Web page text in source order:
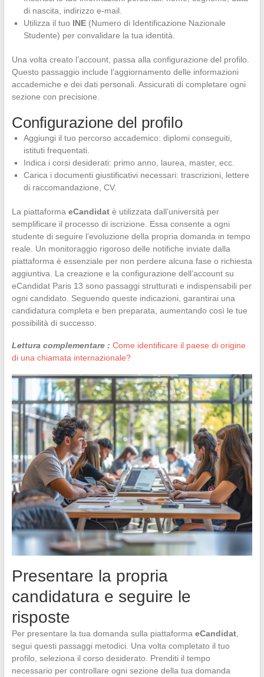
di nascita, indirizzo e-mail.
Utilizza il tuo INE(Numero di Identificazione Nazionale
Studente) per convalidare la tua identità.
Una volta creato l’account, passa alla configurazione del profilo.
Questo passaggio include l’aggiornamento delle informazioni
accademiche e dei dati personali. Assicurati di completare ogni
sezione con precisione.
Configurazione del profilo
Aggiungi il tuo percorso accademico: diplomi conseguiti,
istituti frequentati.
Indica i corsi desiderati: primo anno, laurea, master, ecc.
Carica i documenti giustificativi necessari: trascrizioni, lettere
di raccomandazione, CV.
La piattaforma eCandidatè utilizzata dall’università per
semplificare il processo di iscrizione. Essa consente a ogni
studente di seguire l’evoluzione della propria domanda in tempo
reale. Un monitoraggio rigoroso delle notifiche inviate dalla
piattaforma è essenziale per non perdere alcuna fase o richiesta
aggiuntiva. La creazione e la configurazione dell’account su
eCandidat Paris 13 sono passaggi strutturati e indispensabili per
ogni candidato. Seguendo queste indicazioni, garantirai una
candidatura completa e ben preparata, aumentando così le tue
possibilità di successo.
Lettura complementare : Come identificare il paese di origine
di una chiamata internazionale?
Presentare la propria
candidatura e seguire le
risposte
Per presentare la tua domanda sulla piattaforma eCandidat,
segui questi passaggi metodici. Una volta completato il tuo
profilo, seleziona il corso desiderato. Prenditi il tempo
necessario per controllare ogni sezione della tua domanda